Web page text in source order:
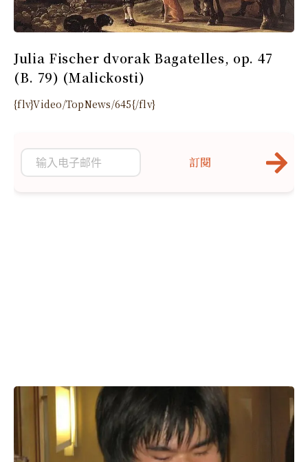
Julia Fischer dvorak Bagatelles, op. 47
(B. 79) (Malickosti)
{flv}Video/TopNews/645{/flv}
訂閱